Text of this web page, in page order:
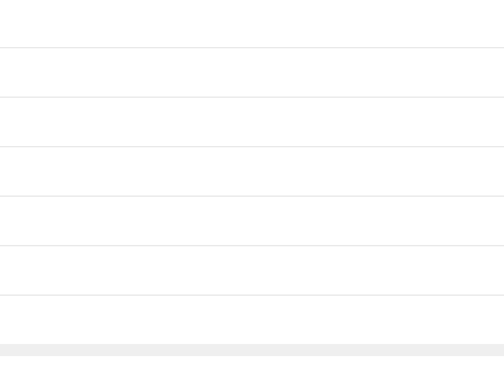
确保更安全的在线连接。